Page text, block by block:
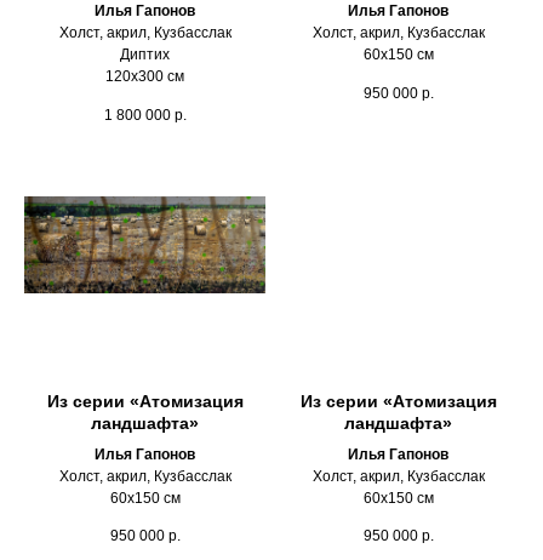
Илья Гапонов
Холст, акрил, Кузбасслак
Диптих
120х300 см
1 800 000 р.
Илья Гапонов
Холст, акрил, Кузбасслак
60х150 см
950 000 р.
Из серии «Атомизация
ландшафта»
Илья Гапонов
Холст, акрил, Кузбасслак
60х150 см
950 000 р.
Из серии «Атомизация
ландшафта»
Илья Гапонов
Холст, акрил, Кузбасслак
60х150 см
950 000 р.